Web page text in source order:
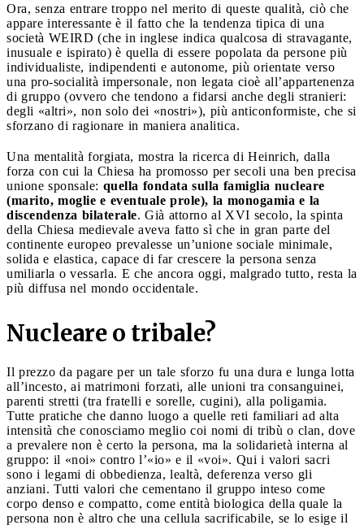
Ora, senza entrare troppo nel merito di queste qualità, ciò che
appare interessante è il fatto che la tendenza tipica di una
società WEIRD (che in inglese indica qualcosa di stravagante,
inusuale e ispirato) è quella di essere popolata da persone più
individualiste, indipendenti e autonome, più orientate verso
una pro-socialità impersonale, non legata cioè all’appartenenza
di gruppo (ovvero che tendono a fidarsi anche degli stranieri:
degli «altri», non solo dei «nostri»), più anticonformiste, che si
sforzano di ragionare in maniera analitica.
Una mentalità forgiata, mostra la ricerca di Heinrich, dalla
forza con cui la Chiesa ha promosso per secoli una ben precisa
unione sponsale: quella fondata sulla famiglia nucleare
(marito, moglie e eventuale prole), la monogamia e la
discendenza bilaterale. Già attorno al XVI secolo, la spinta
della Chiesa medievale aveva fatto sì che in gran parte del
continente europeo prevalesse un’unione sociale minimale,
solida e elastica, capace di far crescere la persona senza
umiliarla o vessarla. E che ancora oggi, malgrado tutto, resta la
più diffusa nel mondo occidentale.
Nucleare o tribale?
Il prezzo da pagare per un tale sforzo fu una dura e lunga lotta
all’incesto, ai matrimoni forzati, alle unioni tra consanguinei,
parenti stretti (tra fratelli e sorelle, cugini), alla poligamia.
Tutte pratiche che danno luogo a quelle reti familiari ad alta
intensità che conosciamo meglio coi nomi di tribù o clan, dove
a prevalere non è certo la persona, ma la solidarietà interna al
gruppo: il «noi» contro l’«io» e il «voi». Qui i valori sacri
sono i legami di obbedienza, lealtà, deferenza verso gli
anziani. Tutti valori che cementano il gruppo inteso come
corpo denso e compatto, come entità biologica della quale la
persona non è altro che una cellula sacrificabile, se lo esige il